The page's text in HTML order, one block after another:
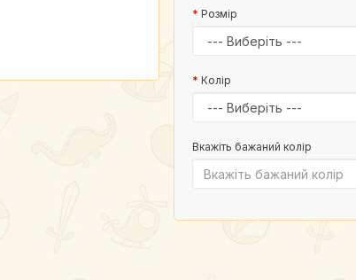
Розмір
Колір
Вкажіть бажаний колір